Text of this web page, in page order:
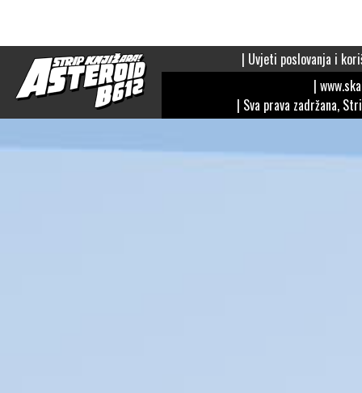
| Uvjeti poslovanja i
|
| Sva prava zadržana,